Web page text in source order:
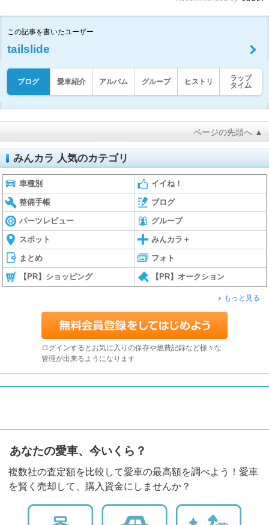
この記事を書いたユーザー
tailslide
ブログ 愛車紹介 アルバム グループ ヒストリ
ラップ
タイム
ページの先頭へ ▲
みんカラ 人気のカテゴリ
車種別 イイね！
整備手帳 ブログ
パーツレビュー グループ
スポット みんカラ＋
まとめ フォト
【PR】ショッピング 【PR】オークション
もっと見る
ログインするとお気に入りの保存や燃費記録など様々な
管理が出来るようになります
あなたの愛車、今いくら？
複数社の査定額を比較して愛車の最高額を調べよう！愛車
を賢く売却して、購入資金にしませんか？